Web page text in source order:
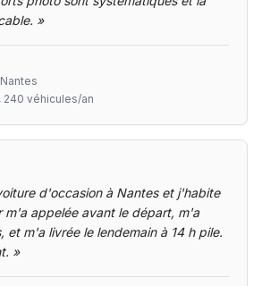
»
véhicules/an
d'occasion à Nantes et j'habite
m'a appelée avant le départ, m'a
et m'a livrée le lendemain à 14 h pile.
»